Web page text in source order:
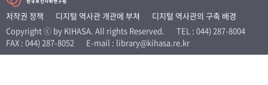
신희설
사업개발부 국제협력연구실
이규식
의료보험연구실
이문기
훈련부
저작권 정책 디지털 역사관 개관에 부쳐
디지털 역사관의 구축 배경
Copyright ⓒ by KIHASA. All rights Reserved.
TEL : 044) 287-8004
FAX : 044) 287-8052
E-mail : library@kihasa.re.kr